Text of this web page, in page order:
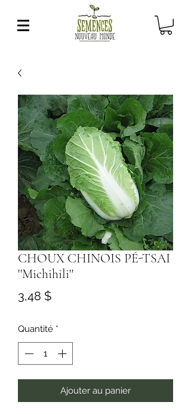
CHOUX CHINOIS PÉ-TSAI
''Michihili''
3,48 $Prix
Quantité *
Ajouter au panier